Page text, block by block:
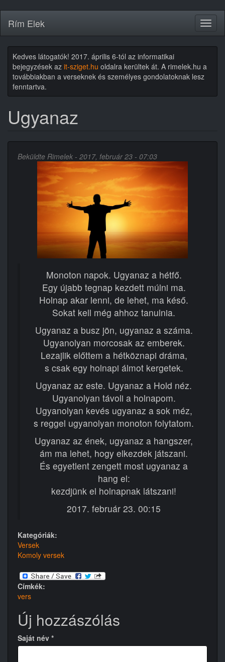
tartalomra
Rím Elek
Kedves látogatók! 2017. április 6-tól az informatikai
bejegyzések az it-sziget.hu oldalra kerültek át. A rimelek.hu a
továbbiakban a verseknek és személyes gondolatoknak lesz
fenntartva.
Ugyanaz
Beküldte Rimelek - 2017, február 23 - 07:03
Monoton napok. Ugyanaz a hétfő.
Egy újabb tegnap kezdett múlni ma.
Holnap akar lenni, de lehet, ma késő.
Sokat kell még ahhoz tanulnia.
Ugyanaz a busz jön, ugyanaz a száma.
Ugyanolyan morcosak az emberek.
Lezajlik előttem a hétköznapi dráma,
s csak egy holnapi álmot kergetek.
Ugyanaz az este. Ugyanaz a Hold néz.
Ugyanolyan távoli a holnapom.
Ugyanolyan kevés ugyanaz a sok méz,
s reggel ugyanolyan monoton folytatom.
Ugyanaz az ének, ugyanaz a hangszer,
ám ma lehet, hogy elkezdek játszani.
És egyetlent zengett most ugyanaz a
hang el:
kezdjünk el holnapnak látszani!
2017. február 23. 00:15
Kategóriák:
Versek
Komoly versek
Címkék:
vers
Új hozzászólás
Saját név *